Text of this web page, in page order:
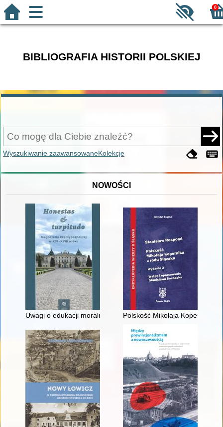
0
BIBLIOGRAFIA HISTORII POLSKIEJ
Wyszukiwanie zaawansowaneKolekcje
NOWOŚCI
Uwagi o edukacji moralnej synów szlacheckich w XVI-
Polskość Mikołaja Kopernika z